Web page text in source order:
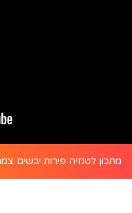
מתכון לטנזיה פירות יבשים